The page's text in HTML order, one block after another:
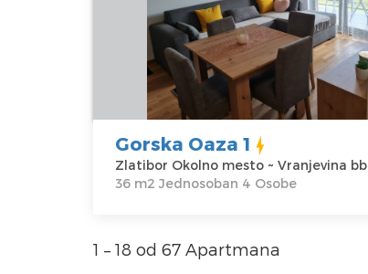
Zlatibor
Lokacija:
Zlatibor
Okolno mesto
Adresa:
Vranjevina bb
Cena30 €
Gosti:4
Kvadratura :36
m2
Struktura :
Jednosoban
Gorska Oaza 1
Zlatibor Okolno mesto ~ Vranjevina bb
36 m2 Jednosoban 4 Osobe
1 – 18 od 67 Apartmana